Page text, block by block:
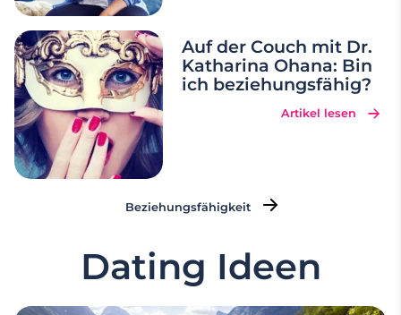
Auf der Couch mit Dr.
Katharina Ohana: Bin
ich beziehungsfähig?
Artikel lesen
Beziehungsfähigkeit
Dating Ideen